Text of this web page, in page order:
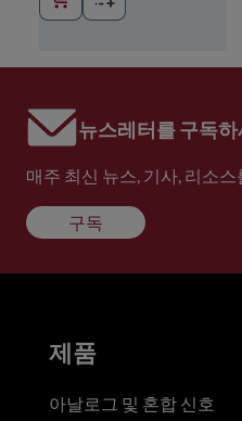
뉴스레터를 구독
매주 최신 뉴스, 기사, 리소
구독
제품
아날로그 및 혼합 신호